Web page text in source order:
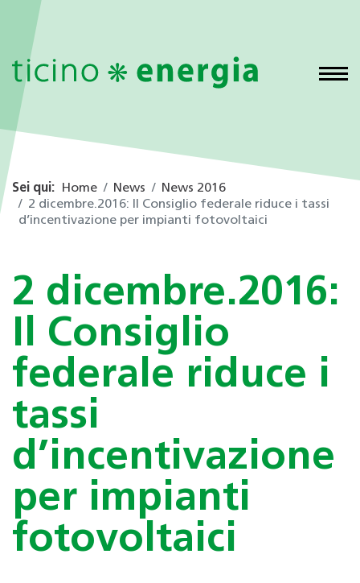
Sei qui: Home News
News 2016
2 dicembre.2016: Il Consiglio federale riduce i tassi
d’incentivazione per impianti fotovoltaici
2 dicembre.2016:
Il Consiglio
federale riduce i
tassi
d’incentivazione
per impianti
fotovoltaici